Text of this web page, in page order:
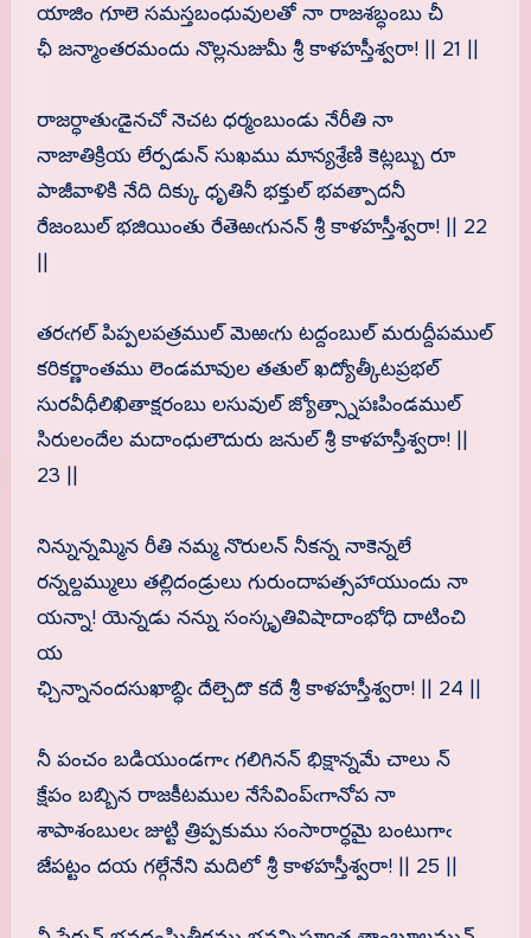
యాజిం గూలె సమస్తబంధువులతో నా రాజశబ్ధంబు చీ
ఛీ జన్మాంతరమందు నొల్లనుజుమీ శ్రీ కాళహస్తీశ్వరా! || 21 ||
రాజర్ధాతుఁడైనచో నెచట ధర్మంబుండు నేరీతి నా
నాజాతిక్రియ లేర్పడున్ సుఖము మాన్యశ్రేణి కెట్లబ్బు రూ
పాజీవాళికి నేది దిక్కు ధృతినీ భక్తుల్ భవత్పాదనీ
రేజంబుల్ భజియింతు రేతెఱఁగునన్ శ్రీ కాళహస్తీశ్వరా! || 22
తరఁగల్ పిప్పలపత్రముల్ మెఱఁగు టద్దంబుల్ మరుద్దీపముల్
కరికర్ణాంతము లెండమావుల తతుల్ ఖద్యోత్కీటప్రభల్
సురవీధీలిఖితాక్షరంబు లసువుల్ జ్యోత్స్నాపఃపిండముల్
సిరులందేల మదాంధులౌదురు జనుల్ శ్రీ కాళహస్తీశ్వరా! ||
23 ||
నిన్నున్నమ్మిన రీతి నమ్మ నొరులన్ నీకన్న నాకెన్నలే
రన్నల్దమ్ములు తల్లిదండ్రులు గురుందాపత్సహాయుందు నా
యన్నా! యెన్నడు నన్ను సంస్కృతివిషాదాంభోధి దాటించి
య
ఛ్చిన్నానందసుఖాబ్ధిఁ దేల్చెదొ కదే శ్రీ కాళహస్తీశ్వరా! || 24 ||
నీ పంచం బడియుండగాఁ గలిగినన్ భిక్షాన్నమే చాలు న్
క్షేపం బబ్బిన రాజకీటముల నేసేవింప్ఁగానోప నా
శాపాశంబులఁ జుట్టి త్రిప్పకుము సంసారార్ధమై బంటుగాఁ
జేపట్టం దయ గల్గేనేని మదిలో శ్రీ కాళహస్తీశ్వరా! || 25 ||